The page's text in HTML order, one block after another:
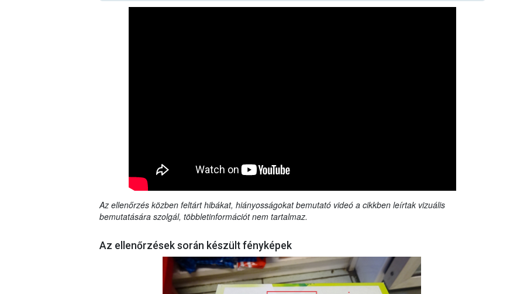
Az ellenőrzés közben feltárt hibákat, hiányosságokat bemutató videó a cikkben leírtak vizuális
bemutatására szolgál, többletinformációt nem tartalmaz.
Az ellenőrzések során készült fényképek